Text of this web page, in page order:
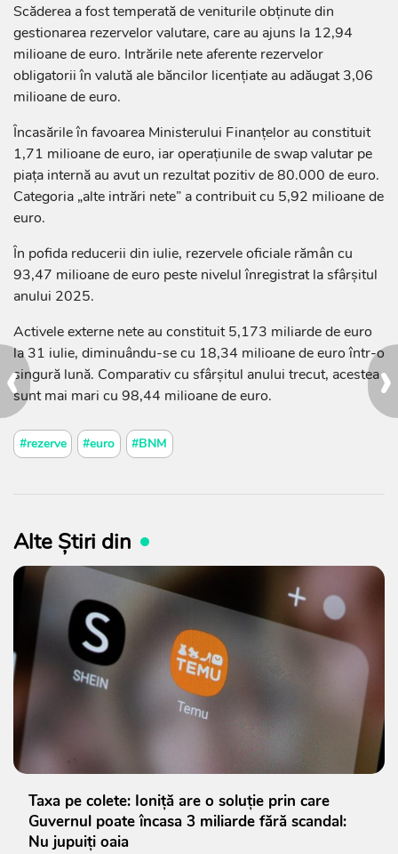
›
‹
Scăderea a fost temperată de veniturile obținute din
gestionarea rezervelor valutare, care au ajuns la 12,94
milioane de euro. Intrările nete aferente rezervelor
obligatorii în valută ale băncilor licențiate au adăugat 3,06
milioane de euro.
Încasările în favoarea Ministerului Finanțelor au constituit
1,71 milioane de euro, iar operațiunile de swap valutar pe
piața internă au avut un rezultat pozitiv de 80.000 de euro.
Categoria „alte intrări nete” a contribuit cu 5,92 milioane de
euro.
În pofida reducerii din iulie, rezervele oficiale rămân cu
93,47 milioane de euro peste nivelul înregistrat la sfârșitul
anului 2025.
Activele externe nete au constituit 5,173 miliarde de euro
la 31 iulie, diminuându-se cu 18,34 milioane de euro într-o
singură lună. Comparativ cu sfârșitul anului trecut, acestea
sunt mai mari cu 98,44 milioane de euro.
#rezerve #euro #BNM
Alte Știri din
Taxa pe colete: Ioniță are o soluție prin care
Guvernul poate încasa 3 miliarde fără scandal:
Nu jupuiți oaia